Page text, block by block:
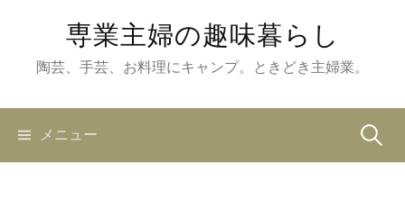
ツ
ス
専業主婦の趣味暮らし
陶芸、手芸、お料理にキャンプ。ときどき主婦業。
メニュー 検